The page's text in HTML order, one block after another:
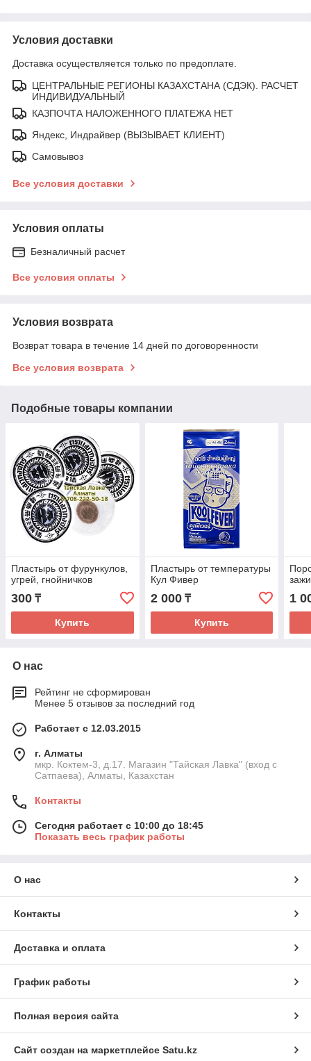
Условия доставки
Доставка осуществляется только по предоплате.
ЦЕНТРАЛЬНЫЕ РЕГИОНЫ КАЗАХСТАНА (СДЭК). РАСЧЕТ
ИНДИВИДУАЛЬНЫЙ
КАЗПОЧТА НАЛОЖЕННОГО ПЛАТЕЖА НЕТ
Яндекс, Индрайвер (ВЫЗЫВАЕТ КЛИЕНТ)
Самовывоз
Все условия доставки
Условия оплаты
Безналичный расчет
Все условия оплаты
Условия возврата
Возврат товара в течение 14 дней по договоренности
Все условия возврата
Подобные товары компании
Пластырь от фурункулов,
угрей, гнойничков
300 ₸
Купить
Пластырь от температуры
Кул Фивер
2 000₸
Купить
1
О нас
Рейтинг не сформирован
Менее 5 отзывов за последний год
Работает с 12.03.2015
г. Алматы
мкр. Коктем-3, д.17. Магазин "Тайская Лавка" (вход с
Сатпаева), Алматы, Казахстан
Контакты
Сегодня работает с 10:00 до 18:45
Показать весь график работы
О нас
Контакты
Доставка и оплата
График работы
Полная версия сайта
Сайт создан на маркетплейсе Satu.kz